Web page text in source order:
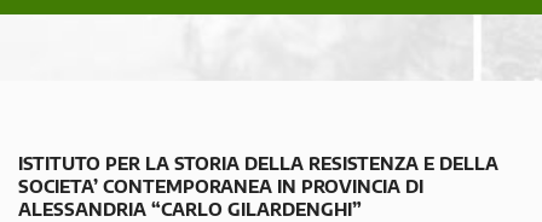
ISTITUTO PER LA STORIA DELLA RESISTENZA E DELLA
SOCIETA’ CONTEMPORANEA IN PROVINCIA DI
ALESSANDRIA “CARLO GILARDENGHI”